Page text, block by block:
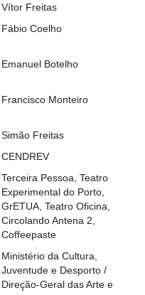
Vítor Freitas
Fábio Coelho
Emanuel Botelho
Francisco Monteiro
Simão Freitas
CENDREV
Terceira Pessoa, Teatro
Experimental do Porto,
GrETUA, Teatro Oficina,
Circolando Antena 2,
Coffeepaste
Ministério da Cultura,
Juventude e Desporto /
Direção-Geral das Arte e